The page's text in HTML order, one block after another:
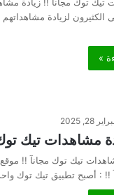
الكثيرون لزيادة
»
28, 2025
مشاهدات تيك
تيك توك مجانآ !!
!! : أصبح تطبيق تيك توك